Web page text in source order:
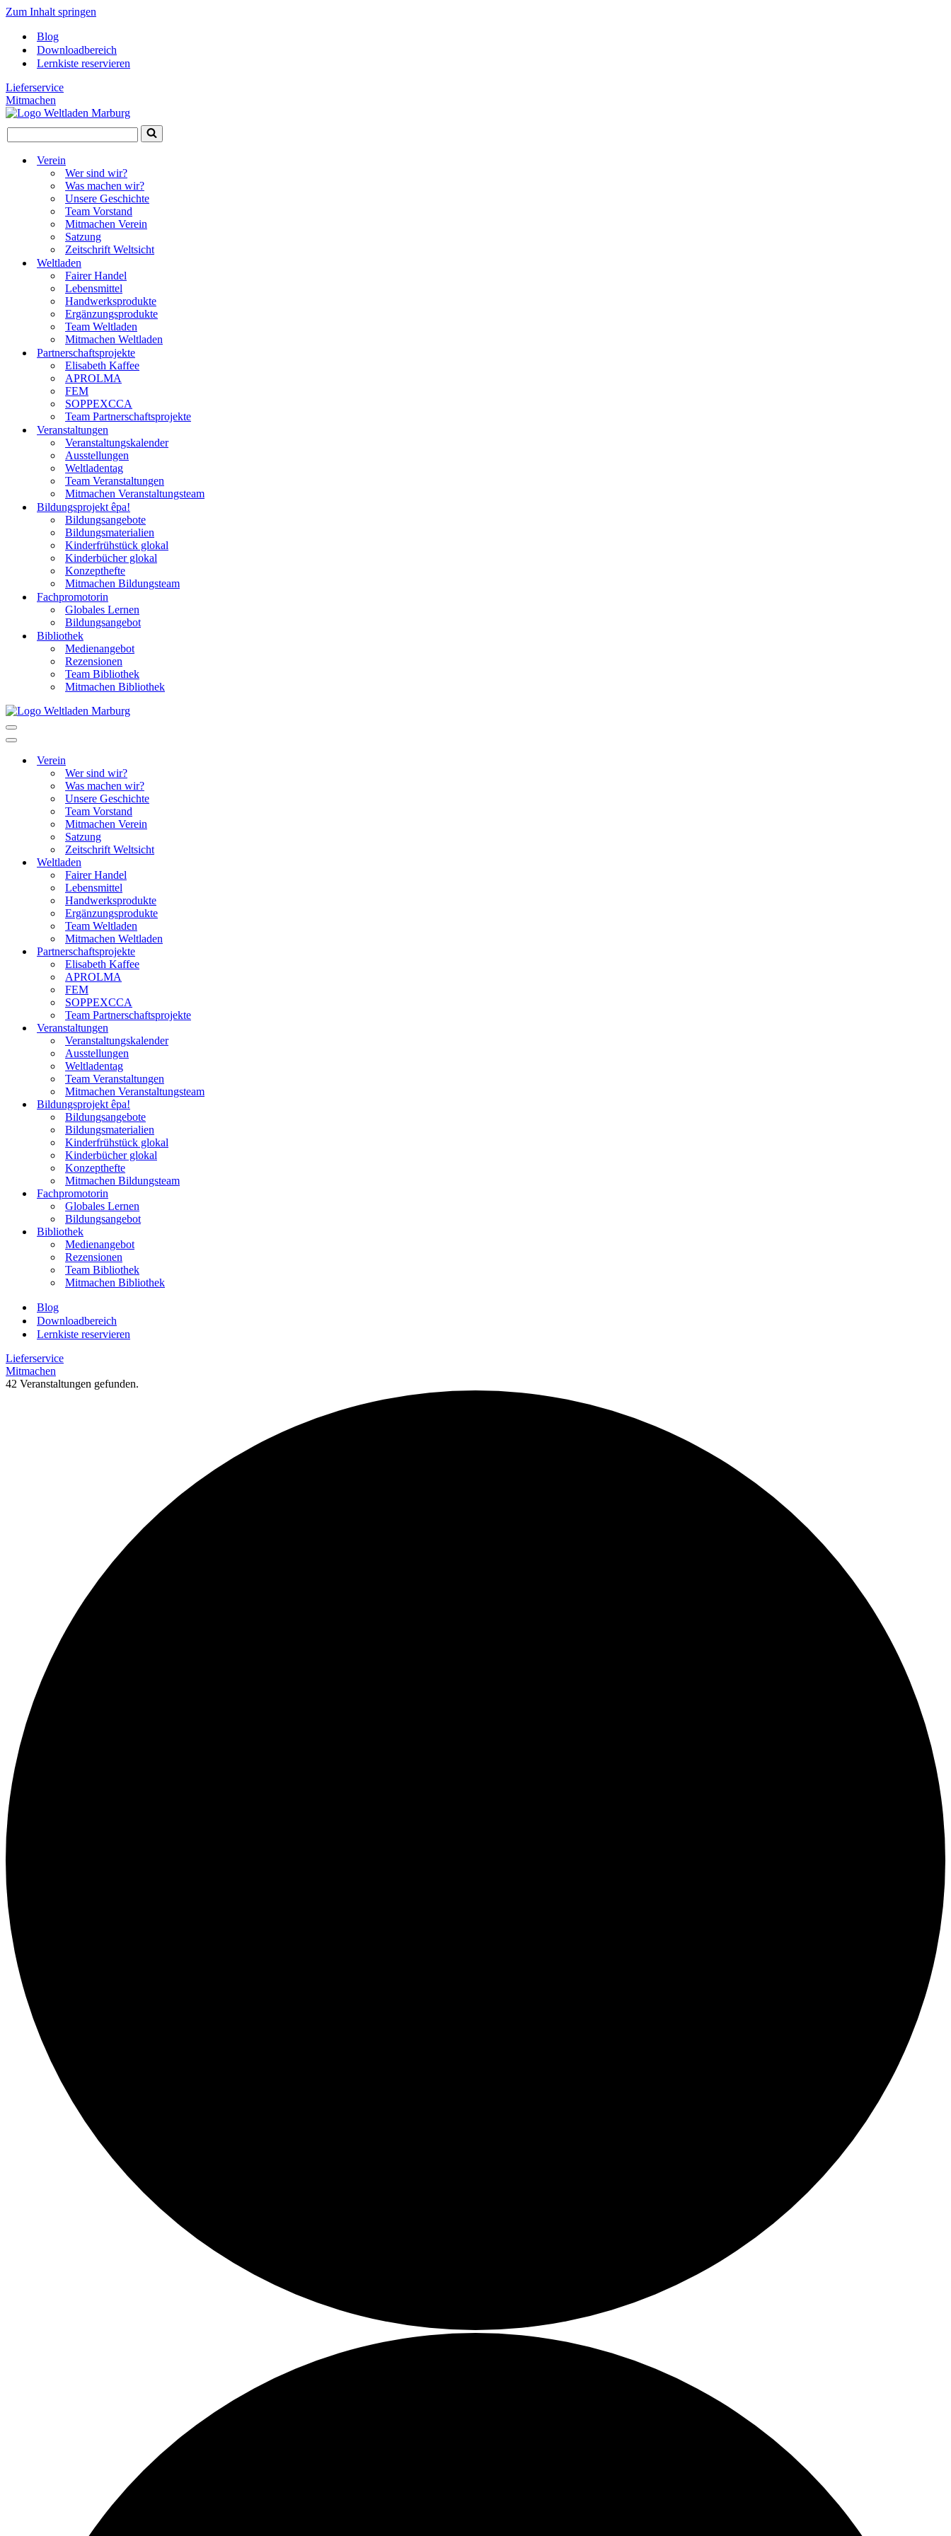
Zum Inhalt springen
Blog
Downloadbereich
Lernkiste reservieren
Lieferservice
Mitmachen
Suchen
nach …
Verein
Wer sind wir?
Was machen wir?
Unsere Geschichte
Team Vorstand
Mitmachen Verein
Satzung
Zeitschrift Weltsicht
Weltladen
Fairer Handel
Lebensmittel
Handwerksprodukte
Ergänzungsprodukte
Team Weltladen
Mitmachen Weltladen
Partnerschaftsprojekte
Elisabeth Kaffee
APROLMA
FEM
SOPPEXCCA
Team Partnerschaftsprojekte
Veranstaltungen
Veranstaltungskalender
Ausstellungen
Weltladentag
Team Veranstaltungen
Mitmachen Veranstaltungsteam
Bildungsprojekt êpa!
Bildungsangebote
Bildungsmaterialien
Kinderfrühstück glokal
Kinderbücher glokal
Konzepthefte
Mitmachen Bildungsteam
Fachpromotorin
Globales Lernen
Bildungsangebot
Bibliothek
Medienangebot
Rezensionen
Team Bibliothek
Mitmachen Bibliothek
Navigationsmenü
Navigationsmenü
Verein
Wer sind wir?
Was machen wir?
Unsere Geschichte
Team Vorstand
Mitmachen Verein
Satzung
Zeitschrift Weltsicht
Weltladen
Fairer Handel
Lebensmittel
Handwerksprodukte
Ergänzungsprodukte
Team Weltladen
Mitmachen Weltladen
Partnerschaftsprojekte
Elisabeth Kaffee
APROLMA
FEM
SOPPEXCCA
Team Partnerschaftsprojekte
Veranstaltungen
Veranstaltungskalender
Ausstellungen
Weltladentag
Team Veranstaltungen
Mitmachen Veranstaltungsteam
Bildungsprojekt êpa!
Bildungsangebote
Bildungsmaterialien
Kinderfrühstück glokal
Kinderbücher glokal
Konzepthefte
Mitmachen Bildungsteam
Fachpromotorin
Globales Lernen
Bildungsangebot
Bibliothek
Medienangebot
Rezensionen
Team Bibliothek
Mitmachen Bibliothek
Blog
Downloadbereich
Lernkiste reservieren
Lieferservice
Mitmachen
42 Veranstaltungen gefunden.